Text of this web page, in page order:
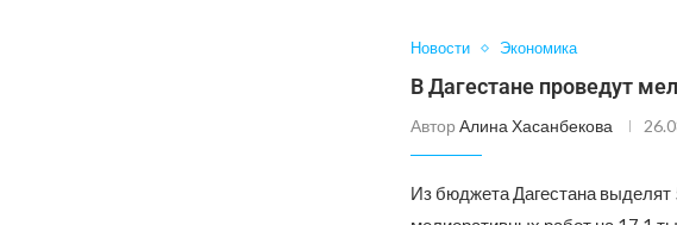
Новости Экономика
В Дагестане проведут
Автор Алина Хасанбекова
Из бюджета Дагестана выделят